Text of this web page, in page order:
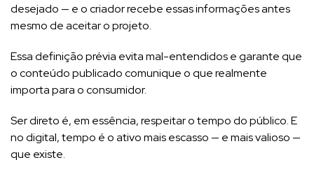
desejado — e o criador recebe essas informações antes
mesmo de aceitar o projeto.
Essa definição prévia evita mal-entendidos e garante que
o conteúdo publicado comunique o que realmente
importa para o consumidor.
Ser direto é, em essência, respeitar o tempo do público. E
no digital, tempo é o ativo mais escasso — e mais valioso —
que existe.